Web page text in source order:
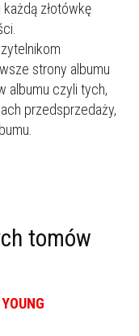
złotówkę
strony albumu
albumu czyli tych,
przedsprzedaży,
tomów